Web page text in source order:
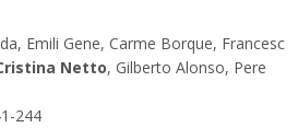
Emili Gene, Carme Borque, Francesc
Netto, Gilberto Alonso, Pere
244